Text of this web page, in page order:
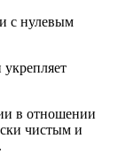
с нулевым
в отношении
чистым и